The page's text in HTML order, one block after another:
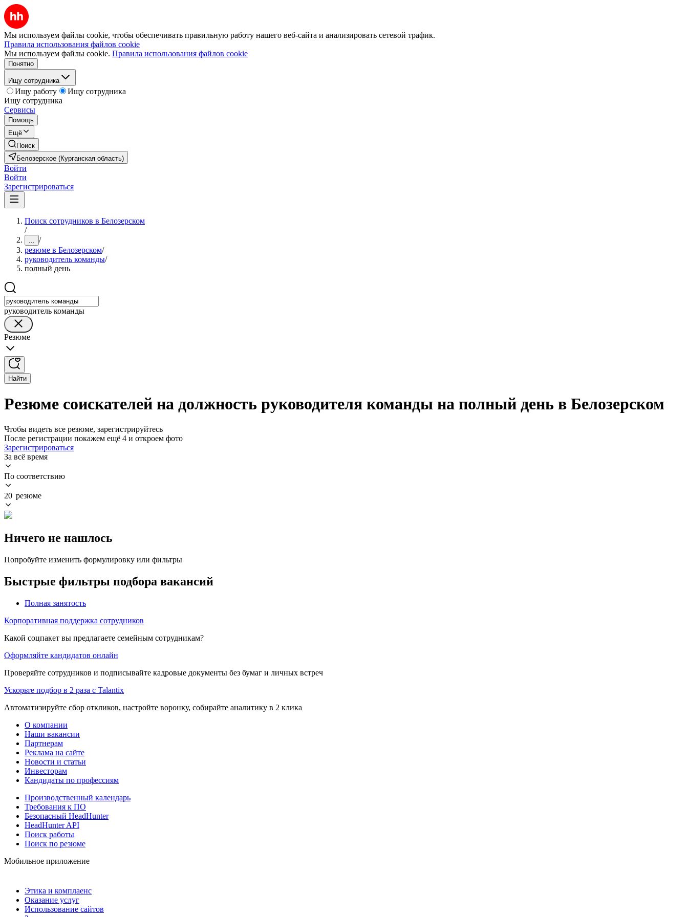
Мы используем файлы cookie, чтобы обеспечивать правильную работу нашего веб-сайта и анализировать сетевой трафик.
Правила использования файлов cookie
Мы используем файлы cookie. Правила использования файлов cookie
Понятно
Ищу сотрудника
Ищу работу
Ищу сотрудника
Ищу сотрудника
Сервисы
Помощь
Ещё
Поиск
Белозерское (Курганская область)
Войти
Войти
Зарегистрироваться
Поиск сотрудников в Белозерском
/
... /
резюме в Белозерском/
руководитель команды/
полный день
руководитель команды
Резюме
Найти
Резюме соискателей на должность руководителя команды на полный день в Белозерском
Чтобы видеть все резюме, зарегистрируйтесь
После регистрации покажем ещё 4 и откроем фото
Зарегистрироваться
За всё время
По соответствию
20 резюме
Ничего не нашлось
Попробуйте изменить формулировку или фильтры
Быстрые фильтры подбора вакансий
Полная занятость
Корпоративная поддержка сотрудников
Какой соцпакет вы предлагаете семейным сотрудникам?
Оформляйте кандидатов онлайн
Проверяйте сотрудников и подписывайте кадровые документы без бумаг и личных встреч
Ускорьте подбор в 2 раза с Talantix
Автоматизируйте сбор откликов, настройте воронку, собирайте аналитику в 2 клика
О компании
Наши вакансии
Партнерам
Реклама на сайте
Новости и статьи
Инвесторам
Кандидаты по профессиям
Производственный календарь
Требования к ПО
Безопасный HeadHunter
HeadHunter API
Поиск работы
Поиск по резюме
Мобильное приложение
Этика и комплаенс
Оказание услуг
Использование сайтов